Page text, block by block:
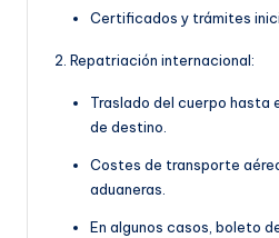
Certificados y trámites
2. Repatriación internacional:
Traslado del cuerpo hasta
de destino.
Costes de transporte
aduaneras.
En algunos casos, boleto